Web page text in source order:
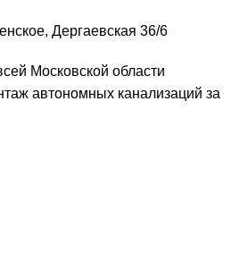
Дергаевская 36/6
Московской области
автономных канализаций за